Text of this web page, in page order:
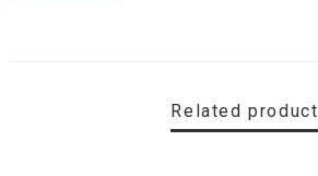
Related product